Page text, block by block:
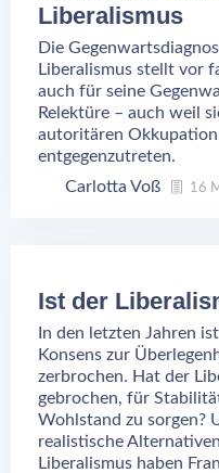
Liberalismus
Die
Liberalismus stellt vor
auch für seine
Relektüre – auch weil
autoritären
entgegenzutreten.
Carlotta Voß
16
Ist der
In den letzten Jahren
Konsens zur
zerbrochen. Hat der
gebrochen, für
Wohlstand zu sorgen?
realistische
Liberalismus haben